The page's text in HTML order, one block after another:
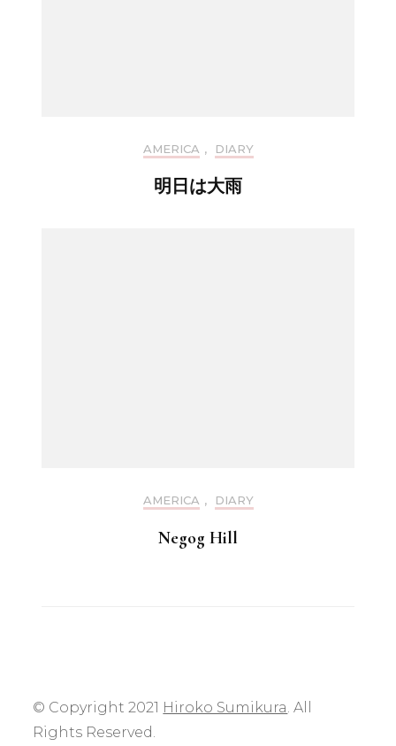
AMERICA , DIARY
明日は大雨
AMERICA , DIARY
Negog Hill
© Copyright 2021 Hiroko Sumikura. All
Rights Reserved.